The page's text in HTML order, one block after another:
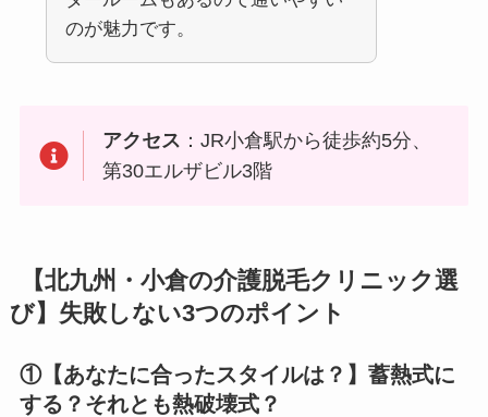
のが魅力です。
アクセス ：JR小倉駅から徒歩約5分、
第30エルザビル3階
【北九州・小倉の介護脱毛クリニック選
び】失敗しない3つのポイント
①【あなたに合ったスタイルは？】蓄熱式に
する？それとも熱破壊式？